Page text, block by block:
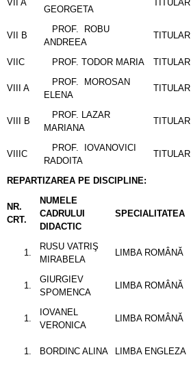
VII A
GEORGETA
TITULAR
VII B
PROF. ROBU
ANDREEA
TITULAR
VIIC PROF. TODOR MARIA TITULAR
VIII A
PROF. MOROSAN
ELENA
TITULAR
VIII B
PROF. LAZAR
MARIANA
TITULAR
VIIIC
PROF. IOVANOVICI
RADOITA
TITULAR
REPARTIZAREA PE DISCIPLINE:
NR.
CRT.
NUMELE
CADRULUI
DIDACTIC
SPECIALITATEA
RUSU VATRIŞ
MIRABELA
LIMBA ROMÂNĂ
GIURGIEV
SPOMENCA
LIMBA ROMÂNĂ
IOVANEL
VERONICA
LIMBA ROMÂNĂ
BORDINC ALINA LIMBA ENGLEZA